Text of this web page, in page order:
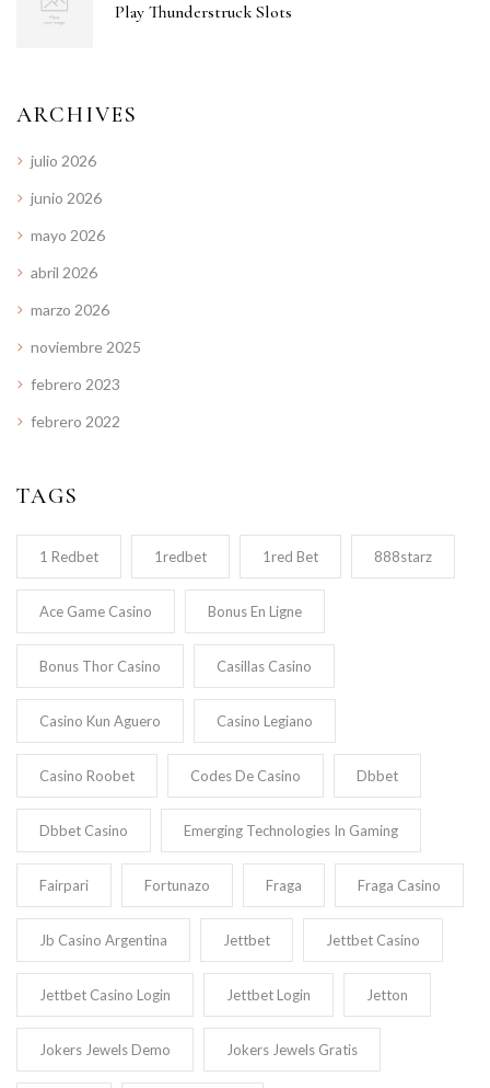
Play Thunderstruck Slots
ARCHIVES
julio 2026
junio 2026
mayo 2026
abril 2026
marzo 2026
noviembre 2025
febrero 2023
febrero 2022
TAGS
1 Redbet 1redbet 1red Bet 888starz
Ace Game Casino Bonus En Ligne
Bonus Thor Casino Casillas Casino
Casino Kun Aguero Casino Legiano
Casino Roobet Codes De Casino Dbbet
Dbbet Casino Emerging Technologies In Gaming
Fairpari Fortunazo Fraga Fraga Casino
Jb Casino Argentina Jettbet Jettbet Casino
Jettbet Casino Login Jettbet Login Jetton
Jokers Jewels Demo Jokers Jewels Gratis